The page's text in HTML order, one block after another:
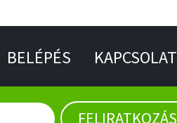
BELÉPÉS KAPCSOLAT
FELIRATKOZÁS